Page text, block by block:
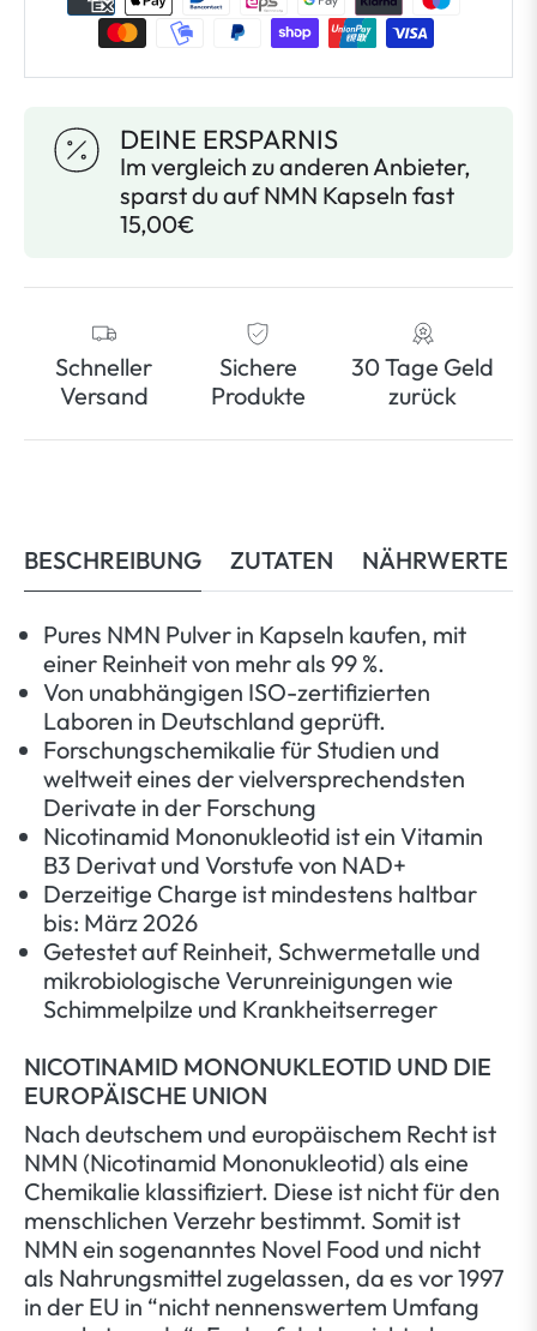
DEINE ERSPARNIS
Im vergleich zu anderen Anbieter,
sparst du auf NMN Kapseln fast
15,00€
Schneller
Versand
Sichere
Produkte
30 Tage Geld
zurück
BESCHREIBUNG ZUTATEN NÄHRWERTE
Pures NMN Pulver in Kapseln kaufen, mit
einer Reinheit von mehr als 99 %.
Von unabhängigen ISO-zertifizierten
Laboren in Deutschland geprüft.
Forschungschemikalie für Studien und
weltweit eines der vielversprechendsten
Derivate in der Forschung
Nicotinamid Mononukleotid ist ein Vitamin
B3 Derivat und Vorstufe von NAD+
Derzeitige Charge ist mindestens haltbar
bis: März 2026
Getestet auf Reinheit, Schwermetalle und
mikrobiologische Verunreinigungen wie
Schimmelpilze und Krankheitserreger
NICOTINAMID MONONUKLEOTID UND DIE
EUROPÄISCHE UNION
Nach deutschem und europäischem Recht ist
NMN (Nicotinamid Mononukleotid) als eine
Chemikalie klassifiziert. Diese ist nicht für den
menschlichen Verzehr bestimmt. Somit ist
NMN ein sogenanntes Novel Food und nicht
als Nahrungsmittel zugelassen, da es vor 1997
in der EU in “nicht nennenswertem Umfang